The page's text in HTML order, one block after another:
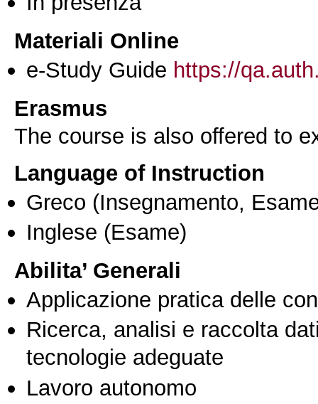
Materiali Online
e-Study Guide https://
Erasmus
The course is also offered to
Language of Instruction
Greco (Insegnamento,
Inglese (Esame)
Abilita’ Generali
Applicazione pratica delle
Ricerca, analisi e raccolta
tecnologie adeguate
Lavoro autonomo